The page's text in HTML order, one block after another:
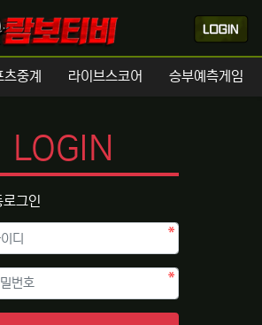
중계 라이브스코어 승부예측게임
LOGIN
로그인
수